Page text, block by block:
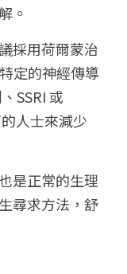
。
採用荷爾蒙治
定的神經傳導
SSRI 或
人士來減少
是正常的生理
尋求方法，舒